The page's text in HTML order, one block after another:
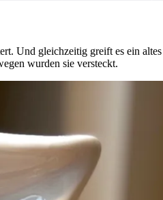
Und gleichzeitig greift es ein
wurden sie versteckt.